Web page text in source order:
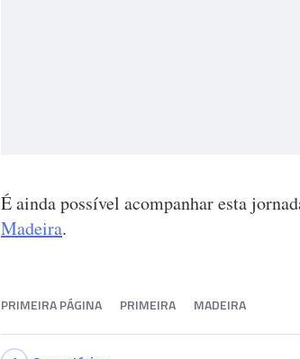
É ainda possível acompanhar esta
Madeira.
PRIMEIRA PÁGINA PRIMEIRA MADEIRA